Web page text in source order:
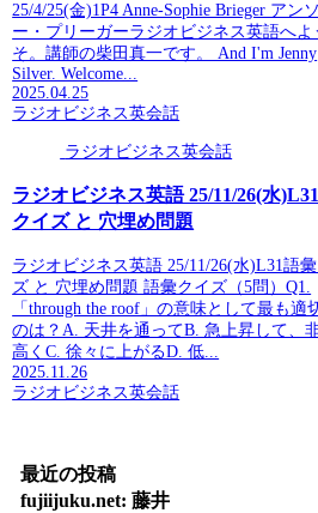
25/4/25(金)1P4 Anne-Sophie Brieger アン
ー・プリーガーラジオビジネス英語へよ
そ。講師の柴田真一です。 And I'm Jenny
Silver. Welcome...
2025.04.25
ラジオビジネス英会話
ラジオビジネス英会話
ラジオビジネス英語 25/11/26(水
クイズ と 穴埋め問題
ラジオビジネス英語 25/11/26(水)L31語
ズ と 穴埋め問題 語彙クイズ（5問）Q1.
「through the roof」の意味として最も適
のは？A. 天井を通ってB. 急上昇して、
高くC. 徐々に上がるD. 低...
2025.11.26
ラジオビジネス英会話
最近の投稿
fujiijuku.net: 藤井